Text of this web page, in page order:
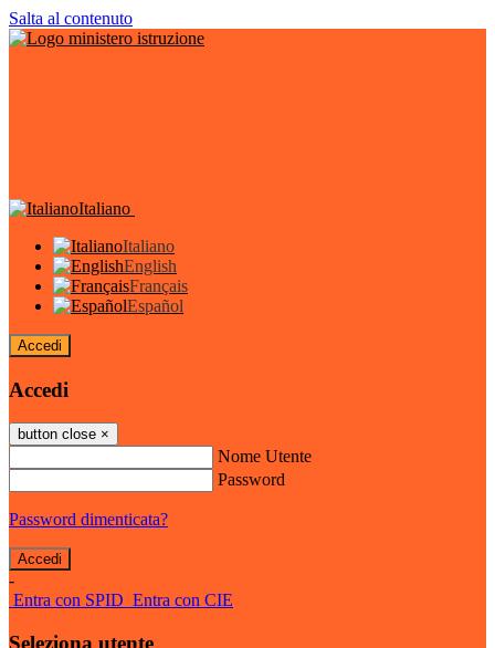
Salta al contenuto
Italiano
Italiano
English
Français
Español
Accedi
Accedi
button close ×
Nome Utente
Password
Password dimenticata?
-
Entra con SPID Entra con CIE
Seleziona utente